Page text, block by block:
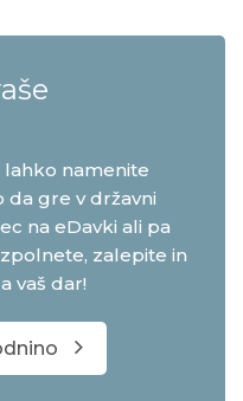
lahko namenite
da gre v državni
na eDavki ali pa
zalepite in
vaš dar!